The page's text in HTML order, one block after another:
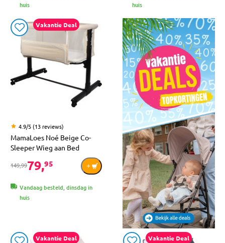
huis
huis
Vakantie Deal
4.9/5 (13 reviews)
MamaLoes Noé Beige Co-
Sleeper Wieg aan Bed
149,9979,95
Vandaag besteld, dinsdag in
huis
Vakantie Deal Vakantie Deal